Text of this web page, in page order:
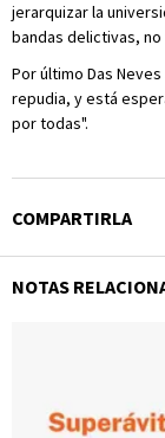
jerarquizar la
bandas delictivas,
Por último Das
repudia, y está
por todas".
COMPARTIRLA
NOTAS